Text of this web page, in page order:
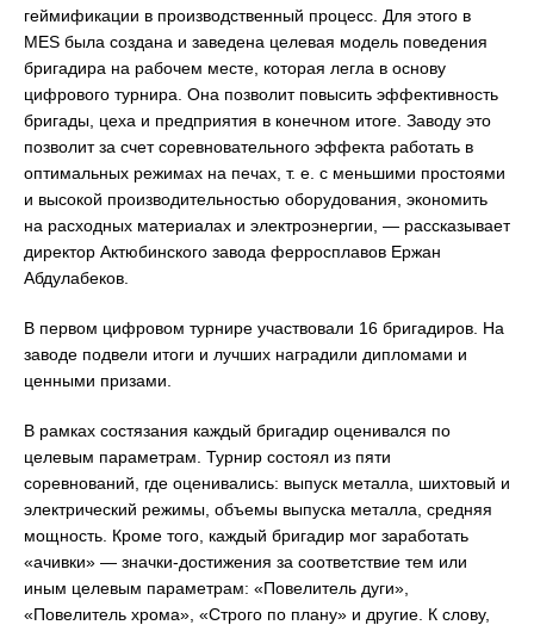
геймификации в производственный процесс. Для этого в
MES была создана и заведена целевая модель поведения
бригадира на рабочем месте, которая легла в основу
цифрового турнира. Она позволит повысить эффективность
бригады, цеха и предприятия в конечном итоге. Заводу это
позволит за счет соревновательного эффекта работать в
оптимальных режимах на печах, т. е. с меньшими простоями
и высокой производительностью оборудования, экономить
на расходных материалах и электроэнергии, — рассказывает
директор Актюбинского завода ферросплавов Ержан
Абдулабеков.
В первом цифровом турнире участвовали 16 бригадиров. На
заводе подвели итоги и лучших наградили дипломами и
ценными призами.
В рамках состязания каждый бригадир оценивался по
целевым параметрам. Турнир состоял из пяти
соревнований, где оценивались: выпуск металла, шихтовый и
электрический режимы, объемы выпуска металла, средняя
мощность. Кроме того, каждый бригадир мог заработать
«ачивки» — значки-достижения за соответствие тем или
иным целевым параметрам: «Повелитель дуги»,
«Повелитель хрома», «Строго по плану» и другие. К слову,